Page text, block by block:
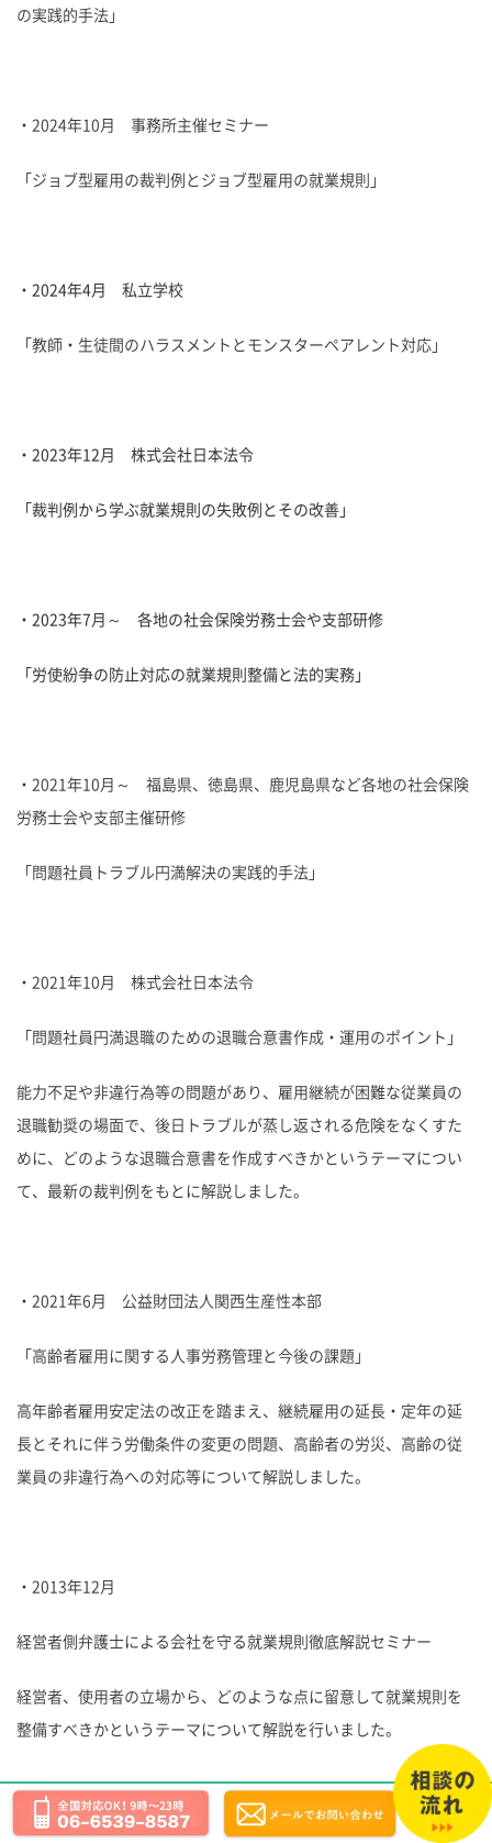
の実践的手法」
・2024年10月 事務所主催セミナー
「ジョブ型雇用の裁判例とジョブ型雇用の就業規則」
・2024年4月 私立学校
「教師・生徒間のハラスメントとモンスターペアレント対応」
・2023年12月 株式会社日本法令
「裁判例から学ぶ就業規則の失敗例とその改善」
・2023年7月～ 各地の社会保険労務士会や支部研修
「労使紛争の防止対応の就業規則整備と法的実務」
・2021年10月～ 福島県、徳島県、鹿児島県など各地の社会保険
労務士会や支部主催研修
「問題社員トラブル円満解決の実践的手法」
・2021年10月 株式会社日本法令
「問題社員円満退職のための退職合意書作成・運用のポイント」
能力不足や非違行為等の問題があり、雇用継続が困難な従業員の
退職勧奨の場面で、後日トラブルが蒸し返される危険をなくすた
めに、どのような退職合意書を作成すべきかというテーマについ
て、最新の裁判例をもとに解説しました。
・2021年6月 公益財団法人関西生産性本部
「高齢者雇用に関する人事労務管理と今後の課題」
高年齢者雇用安定法の改正を踏まえ、継続雇用の延長・定年の延
長とそれに伴う労働条件の変更の問題、高齢者の労災、高齢の従
業員の非違行為への対応等について解説しました。
・2013年12月
経営者側弁護士による会社を守る就業規則徹底解説セミナー
経営者、使用者の立場から、どのような点に留意して就業規則を
整備すべきかというテーマについて解説を行いました。